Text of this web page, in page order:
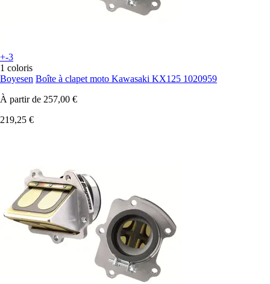
+-3
1 coloris
Boyesen Boîte à clapet moto Kawasaki KX125 1020959
À partir de 257,00 €
219,25 €